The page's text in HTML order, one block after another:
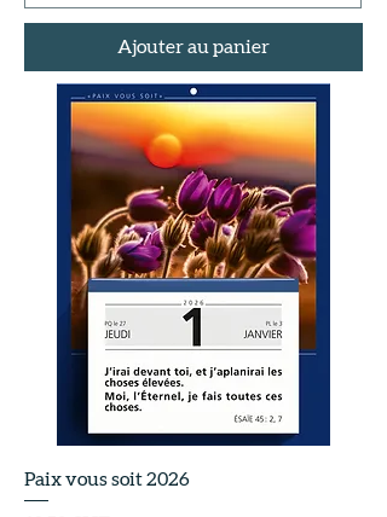
Ajouter au panier
Paix vous soit 2026